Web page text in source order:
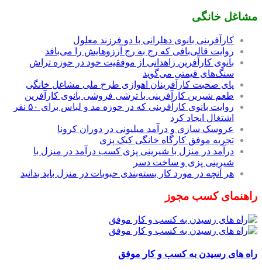
مشاغل خانگی
کارآفرینی بانوی دهلرانی با دو فرزند معلول
روایت قالی‌بافی که رج به رج آرزوهایش را می‌بافد
بانوی کارآفرین زاهدانی از موفقیت خود در حوزه تراش
سنگ‌های قیمتی می‌گوید
پای صحبت کارآفرینان اهوازی طرح ملی مشاغل خانگی
طعم شیرین کارآفرینی با ترشی فروشی بانوی کارآفرین
روایت بانوی کارآفرینی که در حوزه مد و لباس برای ۵۰ نفر
اشتغال ایجاد کرد
عروسک سازی و درآمد میلیونی در دوران کرونا
تجربه موفق کارگاه خانگی کیک پزی
درآمد در منزل با شیرینی پزی کسب درآمد در منزل با
شیرینی پزی و ساخت دسر
هر آنچه در مورد کار بسته‌بندی حبوبات در منزل باید بدانید
راهنمای کسب مجوز
راه های رسیدن به کسب و کار موفق